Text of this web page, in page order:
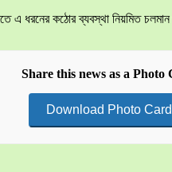
এ ধরনের কঠোর ব্যবস্থা নিয়মিত
Share this news as a Photo
Download Photo Card